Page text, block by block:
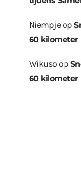
Niempjeop
60 kilometer
Wikuso op
60 kilometer